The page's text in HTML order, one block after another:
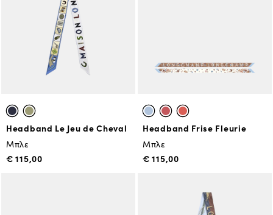
Headband Le Jeu de Cheval
Μπλε
€ 115,00
Headband Frise Fleurie
Μπλε
€ 115,00